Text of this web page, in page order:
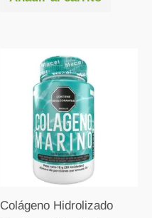
Colágeno Hidrolizado